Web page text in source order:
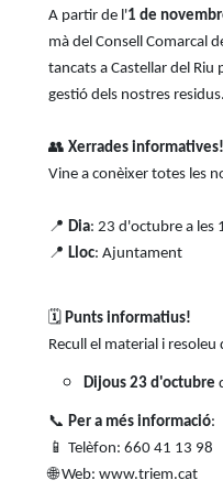
A partir de l'1 de
mà del Consell Comarcal
tancats a Castellar del
gestió dels nostres residus.
👥 Xerrades informatives!
Vine a conèixer totes les
📍 Dia: 23 d'octubre a les
📍 Lloc: Ajuntament
🗓️ Punts informatius!
Recull el material i
Dijous 23 d'octubre
📞 Per a més informació:
📱 Telèfon: 660 41 13 98
🌐Web: www.triem.cat